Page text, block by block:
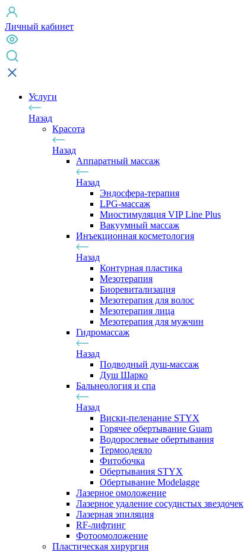
Личный кабинет
Услуги
Назад
Красота
Назад
Аппаратный массаж
Назад
Эндосфера-терапия
LPG-массаж
Миостимуляция VIP Line Plus
Вакуумный массаж
Инъекционная косметология
Назад
Контурная пластика
Мезотерапия
Биоревитализация
Мезотерапия для волос
Мезотерапия лица
Мезотерапия для мужчин
Гидромассаж
Назад
Подводный душ-массаж
Душ Шарко
Бальнеология и спа
Назад
Виски-пеленание STYX
Горячее обертывание Guam
Водорослевые обертывания
Термоодеяло
Фитобочка
Обертывания STYX
Обертывание Modelagge
Лазерное омоложение
Лазерное удаление сосудистых звездочек
Лазерная эпиляция
RF-лифтинг
Фотоомоложение
Пластическая хирургия